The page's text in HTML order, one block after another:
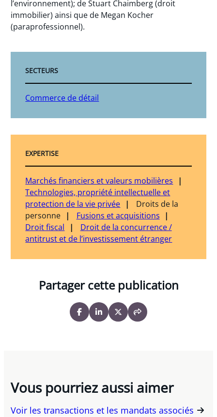
l’environnement); de Stuart Chaimberg (droit
immobilier) ainsi que de Megan Kocher
(paraprofessionnel).
SECTEURS
Commerce de détail
EXPERTISE
Marchés financiers et valeurs mobilières
Technologies, propriété intellectuelle et
protection de la vie privée
Droits de la
personne
Fusions et acquisitions
Droit fiscal
Droit de la concurrence /
antitrust et de l’investissement étranger
Partager cette publication
Vous pourriez aussi aimer
Voir les transactions et les mandats associés